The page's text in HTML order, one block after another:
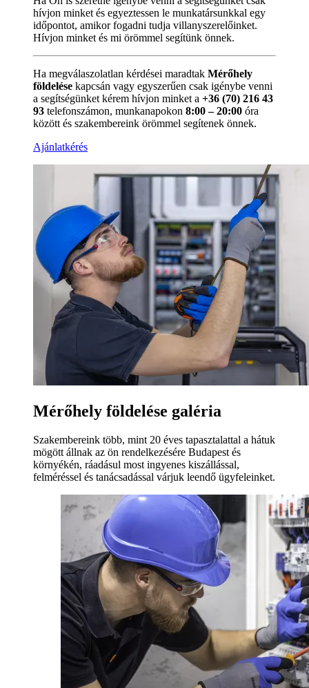
hívjon minket és egyeztessen le munkatársunkkal egy
időpontot, amikor fogadni tudja villanyszerelőinket.
Hívjon minket és mi örömmel segítünk önnek.
Ha megválaszolatlan kérdései maradtak Mérőhely
földelése kapcsán vagy egyszerűen csak igénybe venni
a segítségünket kérem hívjon minket a +36 (70) 216 43
93 telefonszámon, munkanapokon 8:00 – 20:00 óra
között és szakembereink örömmel segítenek önnek.
Ajánlatkérés
Mérőhely földelése galéria
Szakembereink több, mint 20 éves tapasztalattal a hátuk
mögött állnak az ön rendelkezésére Budapest és
környékén, ráadásul most ingyenes kiszállással,
felméréssel és tanácsadással várjuk leendő ügyfeleinket.